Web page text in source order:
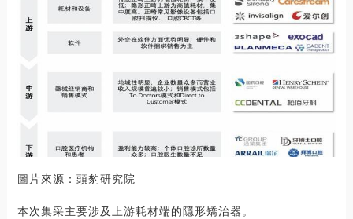
圖片來源：頭豹研究院
本次集采主要涉及上游耗材端的隱形矯治器。